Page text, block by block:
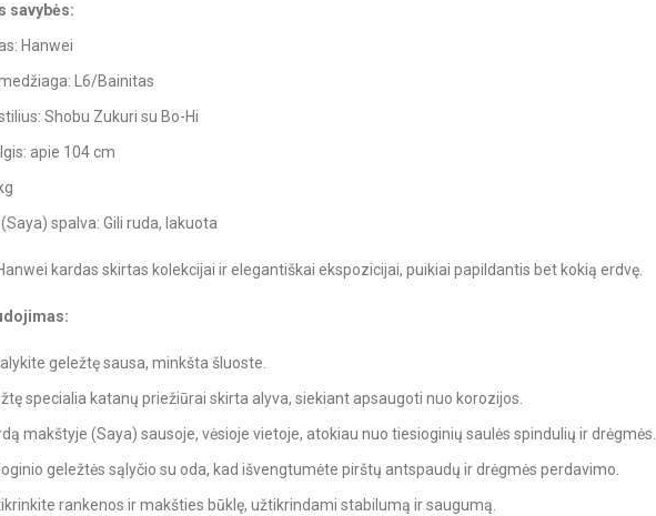
savybės:
Hanwei
L6/Bainitas
Shobu Zukuri su Bo-Hi
apie 104 cm
spalva: Gili ruda, lakuota
kardas skirtas kolekcijai ir elegantiškai ekspozicijai, puikiai papildantis bet kokią erdvę.
geležtę sausa, minkšta šluoste.
specialia katanų priežiūrai skirta alyva, siekiant apsaugoti nuo korozijos.
makštyje (Saya) sausoje, vėsioje vietoje, atokiau nuo tiesioginių saulės spindulių ir drėgmės.
geležtės sąlyčio su oda, kad išvengtumėte pirštų antspaudų ir drėgmės perdavimo.
rankenos ir makšties būklę, užtikrindami stabilumą ir saugumą.